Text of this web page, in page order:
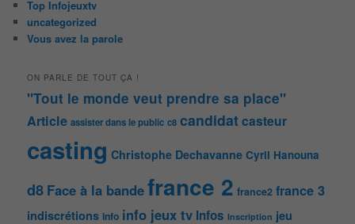
Top Infojeuxtv
uncategorized
Vous avez la parole
ON PARLE DE TOUT ÇA !
"Tout le monde veut prendre sa place"
Article assister dans le public c8 candidatcasteur
casting Christophe Dechavanne Cyril Hanouna
d8 Face à la bandefrance 2 france2 france 3
indiscrétions info info jeux tv Infos Inscription jeu